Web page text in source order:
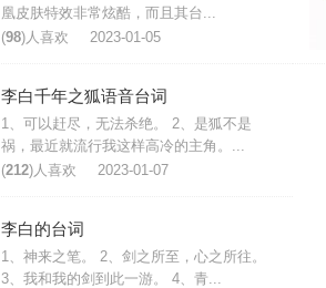
凰皮肤特效非常炫酷，而且其台...
(98)人喜欢 2023-01-05
李白千年之狐语音台词
1、可以赶尽，无法杀绝。 2、是狐不是
祸，最近就流行我这样高冷的主角。...
(212)人喜欢 2023-01-07
李白的台词
1、神来之笔。 2、剑之所至，心之所往。
3、我和我的剑到此一游。 4、青...